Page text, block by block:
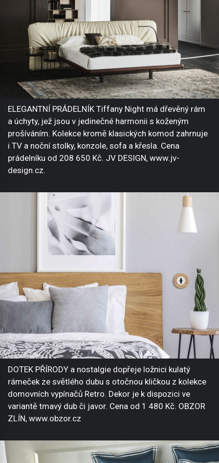
ELEGANTNÍ PRÁDELNÍK Tiffany Night má dřevěný rám
a úchyty, jež jsou v jedinečné harmonii s koženým
prošíváním. Kolekce kromě klasických komod zahrnuje
i TV a noční stolky, konzole, sofa a křesla. Cena
prádelníku od 208 650 Kč. JV DESIGN, www.jv-
design.cz.
DOTEK PŘÍRODY a nostalgie dopřeje ložnici kulatý
rámeček ze světlého dubu s otočnou kličkou z kolekce
domovních vypínačů Retro. Dekor je k dispozici ve
variantě tmavý dub či javor. Cena od 1 480 Kč. OBZOR
ZLÍN, www.obzor.cz